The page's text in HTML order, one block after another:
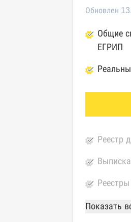
Обновлен
Общие
ЕГРИП
Реестр
России
Показать